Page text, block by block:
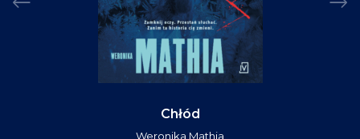
Chłód
Weronika Mathia